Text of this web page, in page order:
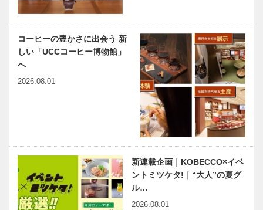
コーヒーの豊かさに出会う 新
しい「UCCコーヒー博物館」
へ
2026.08.01
新連載企画｜KOBECCO×イベ
ントミツケタ!｜“大人”の夏グ
ル…
2026.08.01